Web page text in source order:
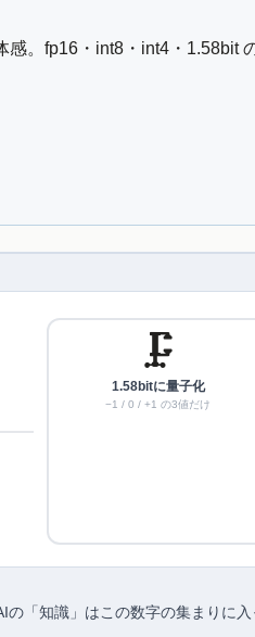
感。fp16・int8・int4・1.58bit
🗜
1.58bitに量子化
−1 / 0 / +1 の3値だけ
「知識」はこの数字の集まりに入